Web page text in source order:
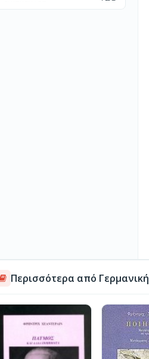
Περισσότερα από